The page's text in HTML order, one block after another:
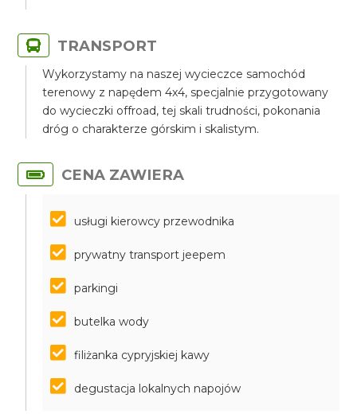
TRANSPORT
Wykorzystamy na naszej wycieczce samochód
terenowy z napędem 4x4, specjalnie przygotowany
do wycieczki offroad, tej skali trudności, pokonania
dróg o charakterze górskim i skalistym.
CENA ZAWIERA
usługi kierowcy przewodnika
prywatny transport jeepem
parkingi
butelka wody
filiżanka cypryjskiej kawy
degustacja lokalnych napojów